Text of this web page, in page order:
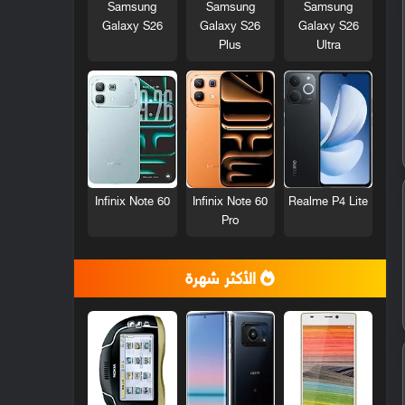
Samsung
Galaxy S26
Ultra
Samsung
Galaxy S26
Plus
Samsung
Galaxy S26
Realme P4 Lite
Infinix Note 60
Pro
Infinix Note 60
الأكثر شهرة